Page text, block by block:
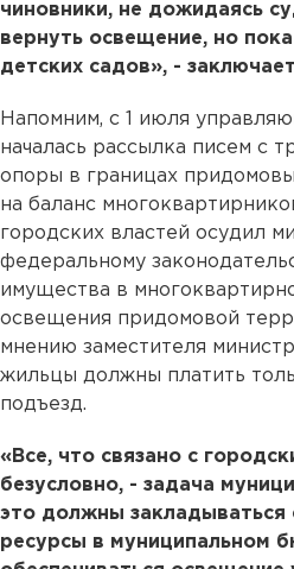
чиновники, не дожидаясь
вернуть освещение, но
детских садов», -
Напомним, с 1 июля
началась рассылка писем с
опоры в границах
на баланс
городских властей осудил
федеральному
имущества в
освещения придомовой
мнению заместителя
жильцы должны платить
подъезд.
«Все, что связано с
безусловно, - задача
это должны
ресурсы в муниципальном